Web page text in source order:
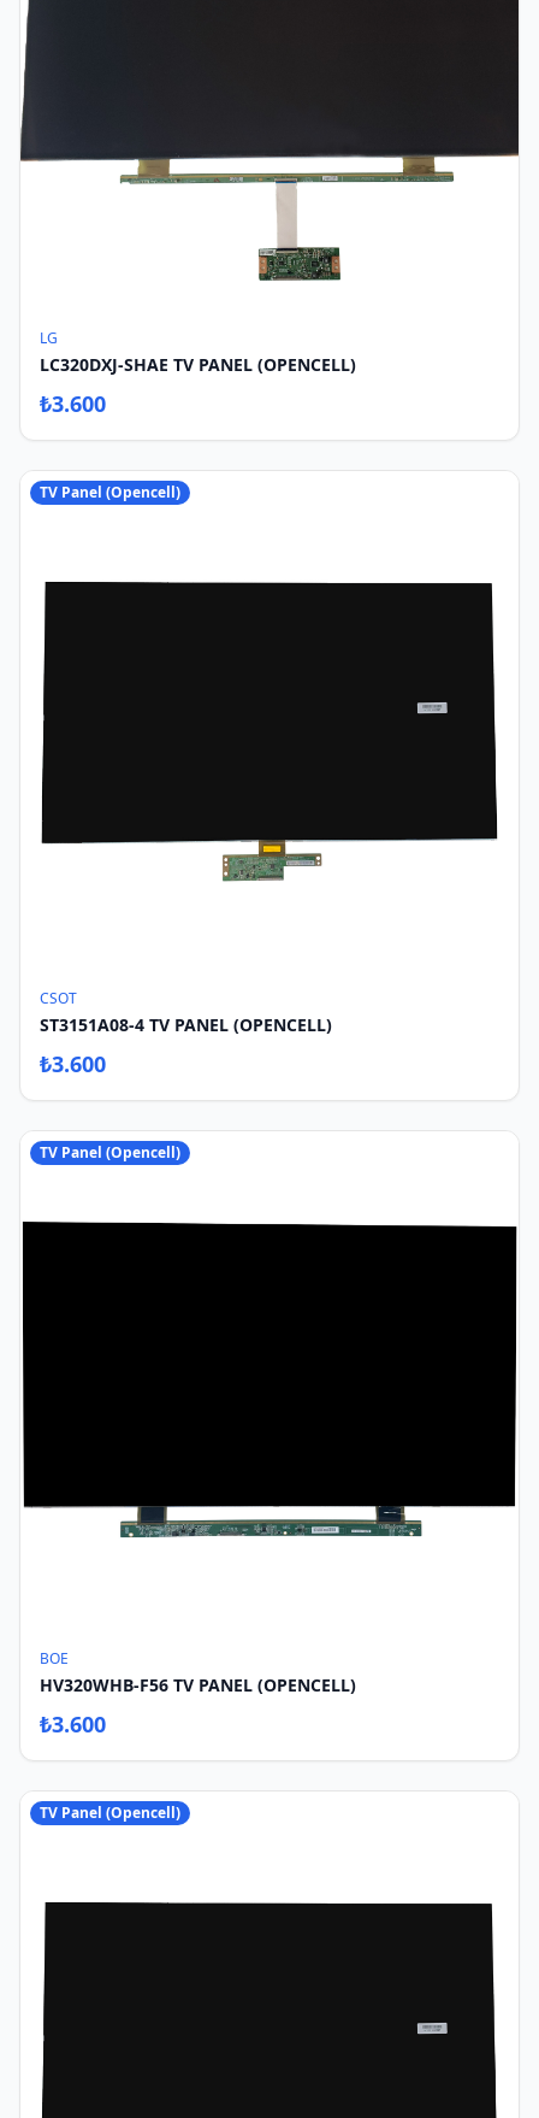
LG
LC320DXJ-SHAE TV PANEL (OPENCELL)
₺3.600
TV Panel (Opencell)
CSOT
ST3151A08-4 TV PANEL (OPENCELL)
₺3.600
TV Panel (Opencell)
BOE
HV320WHB-F56 TV PANEL (OPENCELL)
₺3.600
TV Panel (Opencell)